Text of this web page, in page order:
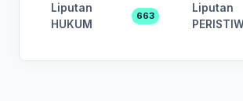
Liputan
HUKUM
663
Liputan